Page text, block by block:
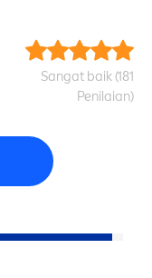
Sangat baik (181
Penilaian)